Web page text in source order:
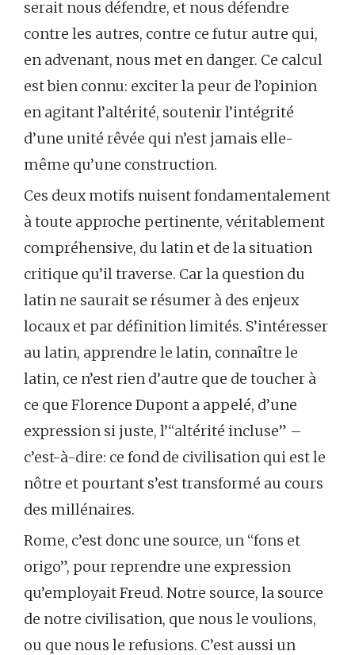
serait nous défendre, et nous défendre
contre les autres, contre ce futur autre qui,
en advenant, nous met en danger. Ce calcul
est bien connu: exciter la peur de l’opinion
en agitant l’altérité, soutenir l’intégrité
d’une unité rêvée qui n’est jamais elle-
même qu’une construction.
Ces deux motifs nuisent fondamentalement
à toute approche pertinente, véritablement
compréhensive, du latin et de la situation
critique qu’il traverse. Car la question du
latin ne saurait se résumer à des enjeux
locaux et par définition limités. S’intéresser
au latin, apprendre le latin, connaître le
latin, ce n’est rien d’autre que de toucher à
ce que Florence Dupont a appelé, d’une
expression si juste, l’“altérité incluse” –
c’est-à-dire: ce fond de civilisation qui est le
nôtre et pourtant s’est transformé au cours
des millénaires.
Rome, c’est donc une source, un “fons et
origo”, pour reprendre une expression
qu’employait Freud. Notre source, la source
de notre civilisation, que nous le voulions,
ou que nous le refusions. C’est aussi un